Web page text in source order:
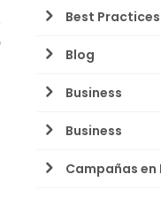
Best Practices
Blog
Business
Business
Campañas